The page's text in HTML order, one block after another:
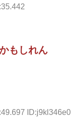
もしれん
ID:j9kl346e0